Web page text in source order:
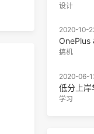
设计
2020-10-
OnePlus
搞机
2020-06-
低分上岸
学习